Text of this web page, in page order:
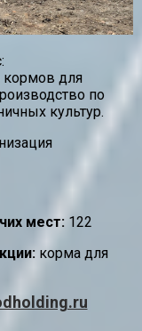
кормов для
по
культур.
мест: 122
корма для